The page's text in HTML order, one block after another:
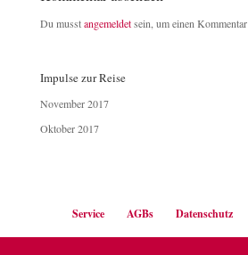
Du musstangemeldetsein, um einen Kommentar
Impulse zur Reise
November 2017
Oktober 2017
Service AGBs Datenschutz